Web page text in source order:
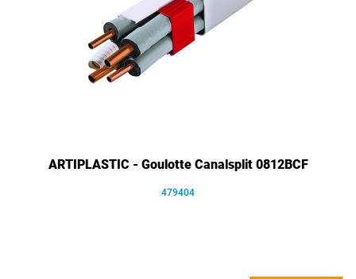
ARTIPLASTIC - Goulotte Canalsplit 0812BCF
479404